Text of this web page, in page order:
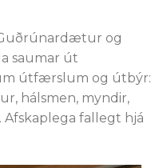
og
saumar út
útfærslum og útbýr:
hálsmen, myndir,
fallegt hjá